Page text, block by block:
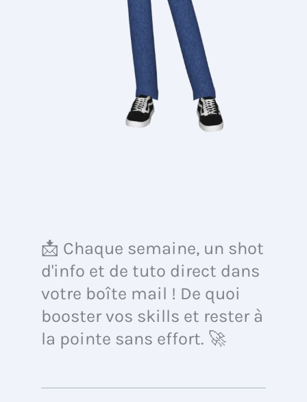
📩 Chaque semaine, un shot
d'info et de tuto direct dans
votre boîte mail ! De quoi
booster vos skills et rester à
la pointe sans effort. 🚀